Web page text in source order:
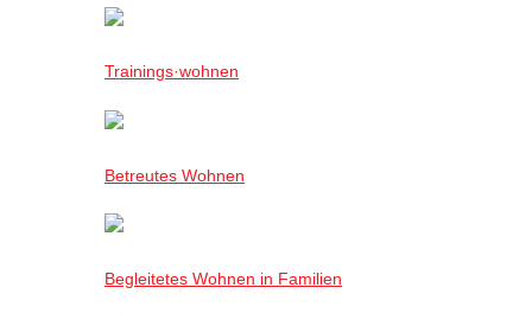
Trainings·wohnen
Betreutes Wohnen
Begleitetes Wohnen in Familien